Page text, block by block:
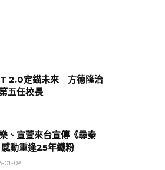
2.0定錨未來 方德隆治
五任校長
、宣萱來台宣傳《尋秦
動重逢25年鐵粉
01-09